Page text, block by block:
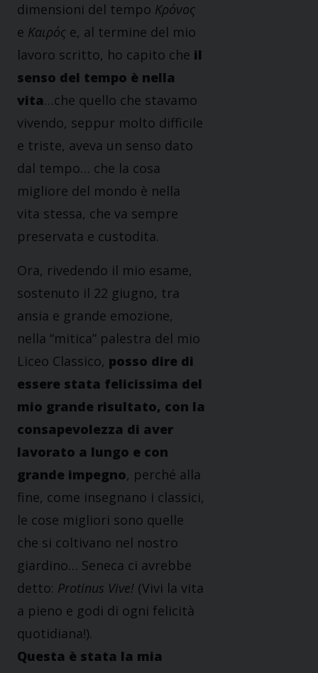
dimensioni del tempo Κρόνος
e Καιρός e, al termine del mio
lavoro scritto, ho capito che il
senso del tempo è nella
vita…che quello che stavamo
vivendo, seppur molto difficile
e triste, aveva un senso dato
dal tempo… che la cosa
migliore del mondo è nella
vita stessa, che va sempre
preservata e custodita.
Ora, rivedendo il mio esame,
sostenuto il 22 giugno, tra
ansia e grande emozione,
nella “mitica” palestra del mio
Liceo Classico, posso dire di
essere stata felicissima del
mio grande risultato, con la
consapevolezza di aver
lavorato a lungo e con
grande impegno, perché alla
fine, come insegnano i classici,
le cose migliori sono quelle
che si coltivano nel nostro
giardino… Seneca ci avrebbe
detto: Protinus Vive! (Vivi la vita
a pieno e godi di ogni felicità
quotidiana!).
Questa è stata la mia